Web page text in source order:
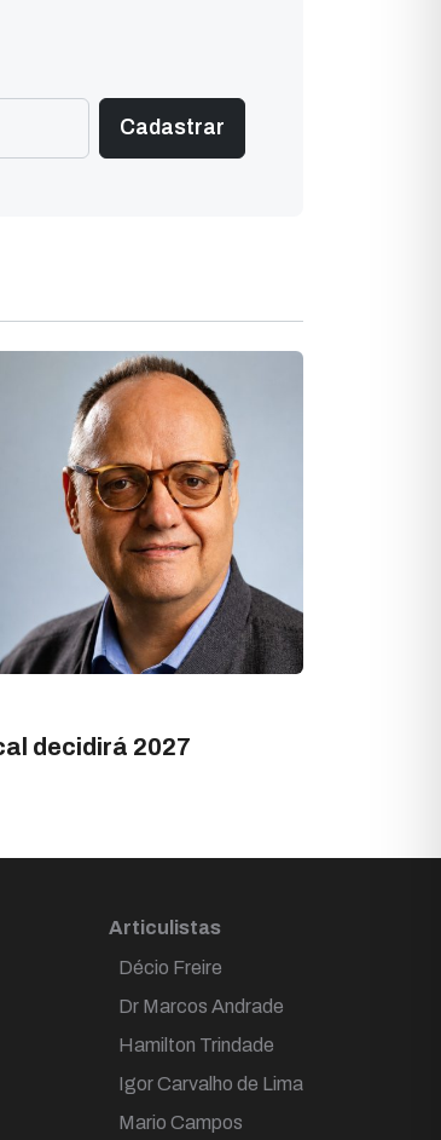
decidirá 2027
Articulistas
Décio Freire
Dr Marcos Andrade
Hamilton Trindade
Igor Carvalho de Lima
Mario Campos